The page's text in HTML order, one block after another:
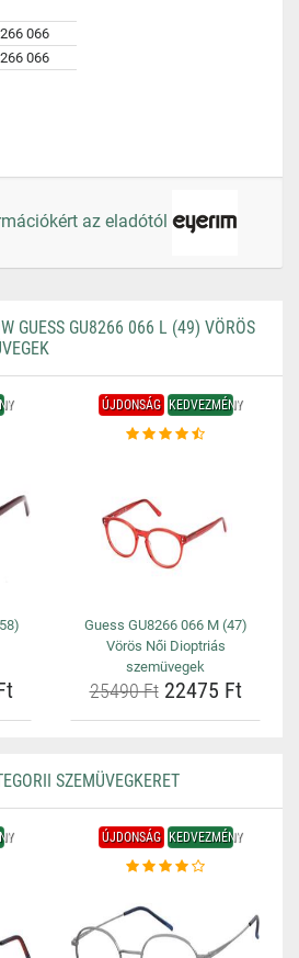
066
066
az eladótól
GUESS GU8266 066 L (49) VÖRÖS
ÚJDONSÁG KEDVEZMÉNY
Guess GU8266 066 M (47)
Vörös Női Dioptriás
szemüvegek
25490 Ft22475 Ft
SZEMÜVEGKERET
ÚJDONSÁG KEDVEZMÉNY